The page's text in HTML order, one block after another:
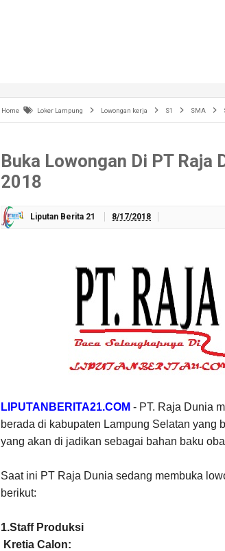
Home Loker Lampung Lowongan kerja S1 SMA
Buka Lowongan Di PT Raja
2018
Liputan Berita 21 8/17/2018
LIPUTANBERITA21.COM - PT. Raja Dunia
berada di kabupaten Lampung Selatan yang
yang akan di jadikan sebagai bahan baku
Saat ini PT Raja Dunia sedang membuka
berikut:
1.Staff Produksi
Kretia Calon: